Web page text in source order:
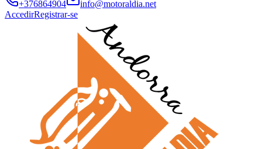
+376864904
info@motoraldia.net
AccedirRegistrar-se